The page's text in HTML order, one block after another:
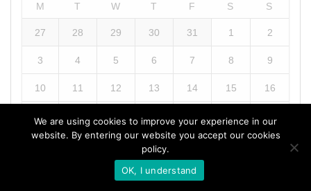
M T W T F S S
27 28 29 30 31 1 2
3 4 5 6 7 8 9
10 11 12 13 14 15 16
17 18 19 22
25 26 27
3 4
We are using cookies to improve your experience in our
website. By entering our website you accept our cookies
policy.
OK, I understand